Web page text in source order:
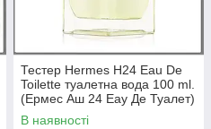
Тестер Hermes H24 Eau De
Toilette туалетна вода 100 ml.
(Ермес Аш 24 Еау Де Туалет)
В наявності